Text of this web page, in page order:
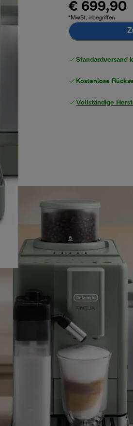
€ 699,90
*MwSt. inbegriffen
Standardversand
Kostenlose
Vollständige